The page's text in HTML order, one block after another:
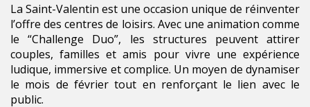
La Saint-Valentin est une occasion unique de réinventer
l’offre des centres de loisirs. Avec une animation comme
le “Challenge Duo”, les structures peuvent attirer
couples, familles et amis pour vivre une expérience
ludique, immersive et complice. Un moyen de dynamiser
le mois de février tout en renforçant le lien avec le
public.